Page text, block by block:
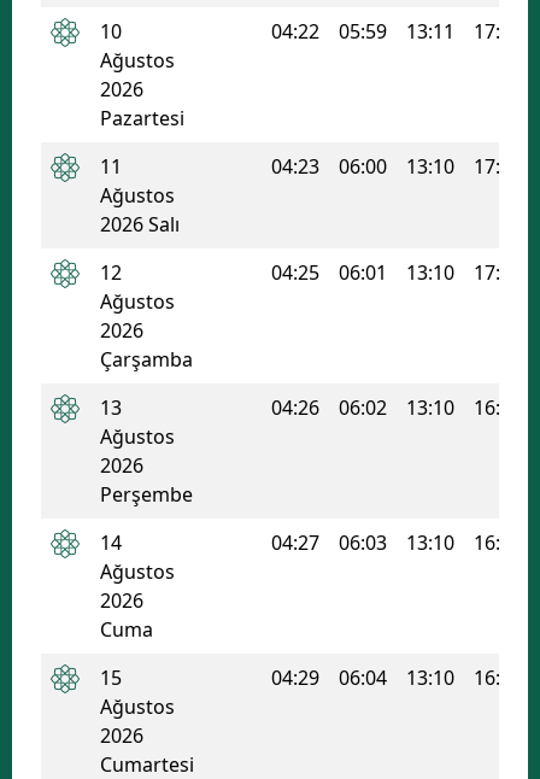
10
Ağustos
2026
Pazartesi
04:22 05:59 13:11 17:01
11
Ağustos
2026 Salı
04:23 06:00 13:10 17:00
12
Ağustos
2026
Çarşamba
04:25 06:01 13:10 17:00
13
Ağustos
2026
Perşembe
04:26 06:02 13:10 16:59
14
Ağustos
2026
Cuma
04:27 06:03 13:10 16:59
15
Ağustos
2026
Cumartesi
04:29 06:04 13:10 16:58